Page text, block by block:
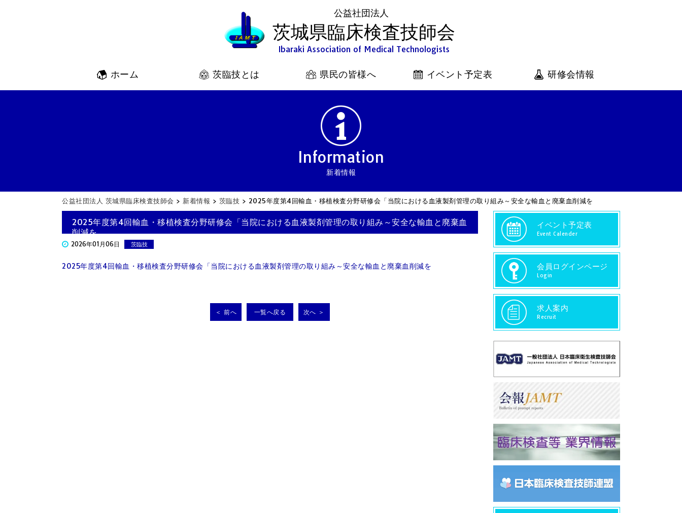
公益社団法人
茨城県臨床検査技師会
Ibaraki Association of Medical Technologists
ホーム 茨臨技とは 県民の皆様へ イベント予定表 研修会情報
Information
新着情報
公益社団法人 茨城県臨床検査技師会 > 新着情報 > 茨臨技 > 2025年度第4回輸血・移植検査分野研修会「当院における血液製剤管理の取り組み～安全な輸血と廃棄血削減を
2025年度第4回輸血・移植検査分野研修会「当院における血液製剤管理の取り組み～安全な輸血と廃棄血
削減を
2026年01月06日 茨臨技
2025年度第4回輸血・移植検査分野研修会「当院における血液製剤管理の取り組み～安全な輸血と廃棄血削減を
＜ 前へ 一覧へ戻る 次へ ＞
イベント予定表
Event Calender
会員ログインページ
Login
求人案内
Recruit